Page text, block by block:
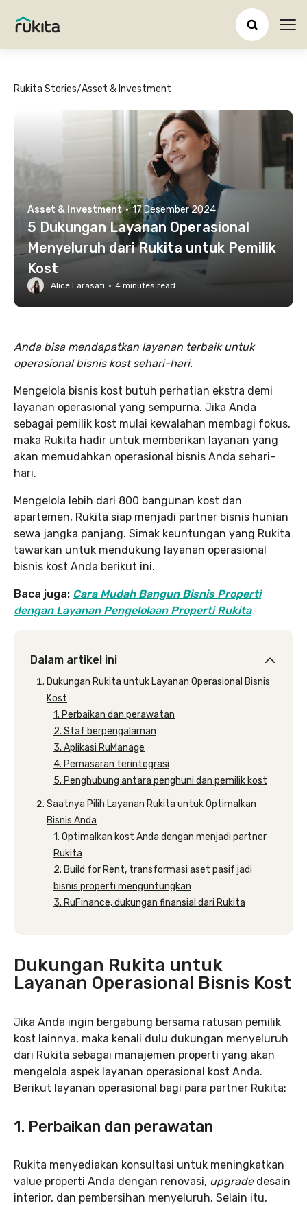
Rukita Stories/Asset & Investment
Asset & Investment · 17 Desember 2024
5 Dukungan Layanan Operasional
Menyeluruh dari Rukita untuk Pemilik
Kost
Alice Larasati · 4 minutes read
Anda bisa mendapatkan layanan terbaik untuk
operasional bisnis kost sehari-hari.
Mengelola bisnis kost butuh perhatian ekstra demi
layanan operasional yang sempurna. Jika Anda
sebagai pemilik kost mulai kewalahan membagi fokus,
maka Rukita hadir untuk memberikan layanan yang
akan memudahkan operasional bisnis Anda sehari-
hari.
Mengelola lebih dari 800 bangunan kost dan
apartemen, Rukita siap menjadi partner bisnis hunian
sewa jangka panjang. Simak keuntungan yang Rukita
tawarkan untuk mendukung layanan operasional
bisnis kost Anda berikut ini.
Baca juga: Cara Mudah Bangun Bisnis Properti
dengan Layanan Pengelolaan Properti Rukita
Dalam artikel ini
Dukungan Rukita untuk Layanan Operasional Bisnis
Kost
1. Perbaikan dan perawatan
2. Staf berpengalaman
3. Aplikasi RuManage
4. Pemasaran terintegrasi
5. Penghubung antara penghuni dan pemilik kost
Saatnya Pilih Layanan Rukita untuk Optimalkan
Bisnis Anda
1. Optimalkan kost Anda dengan menjadi partner
Rukita
2. Build for Rent, transformasi aset pasif jadi
bisnis properti menguntungkan
3. RuFinance, dukungan finansial dari Rukita
Dukungan Rukita untuk
Layanan Operasional Bisnis Kost
Jika Anda ingin bergabung bersama ratusan pemilik
kost lainnya, maka kenali dulu dukungan menyeluruh
dari Rukita sebagai manajemen properti yang akan
mengelola aspek layanan operasional kost Anda.
Berikut layanan operasional bagi para partner Rukita:
1. Perbaikan dan perawatan
Rukita menyediakan konsultasi untuk meningkatkan
value properti Anda dengan renovasi, upgrade desain
interior, dan pembersihan menyeluruh. Selain itu,